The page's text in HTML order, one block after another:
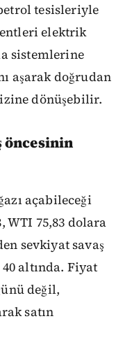
petrol tesisleriyle
elektrik
sistemlerine
aşarak doğrudan
dönüşebilir.
öncesinin
açabileceği
WTI 75,83 dolara
sevkiyat savaş
altında. Fiyat
değil,
satın